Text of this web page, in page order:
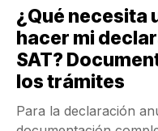
¿Qué necesita
hacer mi
SAT?
los trámites
Para la declaración